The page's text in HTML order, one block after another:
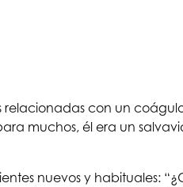
relacionadas con un
muchos, él era un
nuevos y habituales: